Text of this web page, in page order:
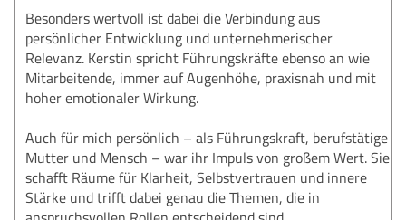
Besonders wertvoll ist dabei die Verbindung aus
persönlicher Entwicklung und unternehmerischer
Relevanz. Kerstin spricht Führungskräfte ebenso an wie
Mitarbeitende, immer auf Augenhöhe, praxisnah und mit
hoher emotionaler Wirkung.
Auch für mich persönlich – als Führungskraft, berufstätige
Mutter und Mensch – war ihr Impuls von großem Wert. Sie
schafft Räume für Klarheit, Selbstvertrauen und innere
Stärke und trifft dabei genau die Themen, die in